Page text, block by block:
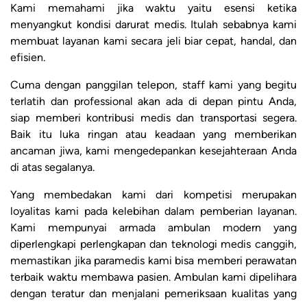
Kami memahami jika waktu yaitu esensi ketika
menyangkut kondisi darurat medis. Itulah sebabnya kami
membuat layanan kami secara jeli biar cepat, handal, dan
efisien.
Cuma dengan panggilan telepon, staff kami yang begitu
terlatih dan professional akan ada di depan pintu Anda,
siap memberi kontribusi medis dan transportasi segera.
Baik itu luka ringan atau keadaan yang memberikan
ancaman jiwa, kami mengedepankan kesejahteraan Anda
di atas segalanya.
Yang membedakan kami dari kompetisi merupakan
loyalitas kami pada kelebihan dalam pemberian layanan.
Kami mempunyai armada ambulan modern yang
diperlengkapi perlengkapan dan teknologi medis canggih,
memastikan jika paramedis kami bisa memberi perawatan
terbaik waktu membawa pasien. Ambulan kami dipelihara
dengan teratur dan menjalani pemeriksaan kualitas yang